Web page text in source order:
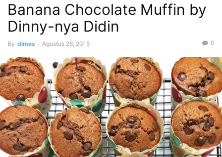
Banana Chocolate Muffin by
Dinny-nya Didin
By dimas - Agustus 26, 2015 0